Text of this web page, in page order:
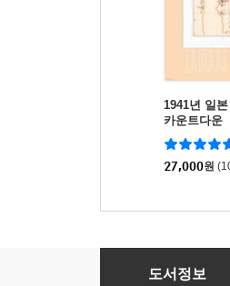
1941년 일
카운트다운
27,000원
원서발췌 군사학 논고
도서정보